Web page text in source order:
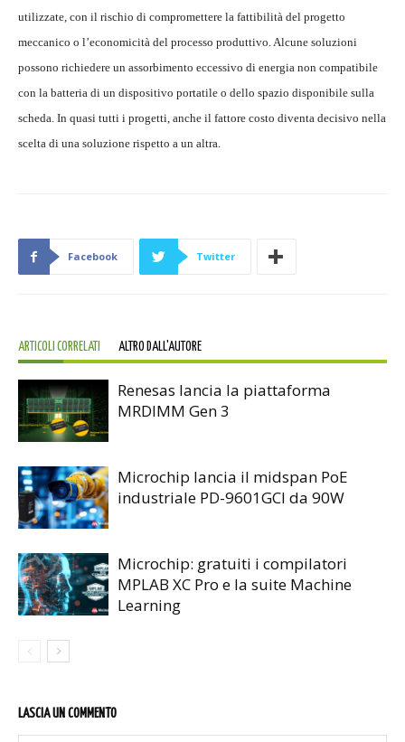
utilizzate, con il rischio di compromettere la fattibilità del progetto
meccanico o l’economicità del processo produttivo. Alcune soluzioni
possono richiedere un assorbimento eccessivo di energia non compatibile
con la batteria di un dispositivo portatile o dello spazio disponibile sulla
scheda. In quasi tutti i progetti, anche il fattore costo diventa decisivo nella
scelta di una soluzione rispetto a un altra.
Facebook Twitter
ARTICOLI CORRELATI ALTRO DALL'AUTORE
Renesas lancia la piattaforma
MRDIMM Gen 3
Microchip lancia il midspan PoE
industriale PD-9601GCI da 90W
Microchip: gratuiti i compilatori
MPLAB XC Pro e la suite Machine
Learning
LASCIA UN COMMENTO